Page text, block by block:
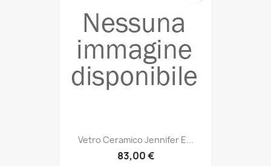
Vetro Ceramico Jennifer E...
83,00 €